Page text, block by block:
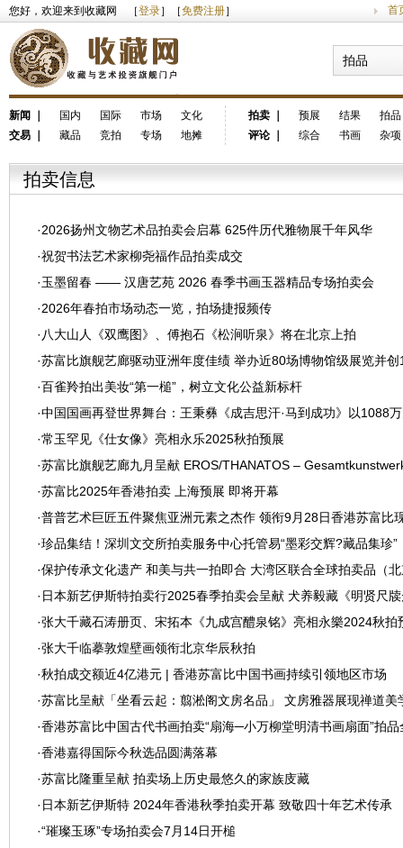
您好，欢迎来到收藏网 ［登录］［免费注册］ 首
拍品
新闻 国内 国际 市场
文化
交易
藏品 竞拍 专场 地摊
拍卖 预展 结果
拍品
评论｜ 综合 书画 杂项
拍卖信息
·2026扬州文物艺术品拍卖会启幕 625件历代雅物展千年风华
·祝贺书法艺术家柳尧福作品拍卖成交
·玉墨留春 —— 汉唐艺苑 2026 春季书画玉器精品专场拍卖会
·2026年春拍市场动态一览，拍场捷报频传
· 八大山人《双鹰图》、傅抱石《松涧听泉》将在北京上拍
·苏富比旗舰艺廊驱动亚洲年度佳绩 举办近80场博物馆级展览并
·百雀羚拍出美妆“第一槌”，树立文化公益新标杆
·中国国画再登世界舞台：王秉彝《成吉思汗·马到成功》以1088
·常玉罕见《仕女像》亮相永乐2025秋拍预展
·苏富比旗舰艺廊九月呈献 EROS/THANATOS –
·苏富比2025年香港拍卖 上海预展 即将开幕
·普普艺术巨匠五件聚焦亚洲元素之杰作 领衔9月28日香港苏富比
·珍品集结！深圳文交所拍卖服务中心托管易“墨彩交辉?藏品集珍”
·保护传承文化遗产 和美与共一拍即合 大湾区联合全球拍卖品（
· 日本新艺伊斯特拍卖行2025春季拍卖会呈献 犬养毅藏《明贤尺
·张大千藏石涛册页、宋拓本《九成宫醴泉铭》亮相永樂2024秋拍
·张大千临摹敦煌壁画领衔北京华辰秋拍
·秋拍成交额近4亿港元 | 香港苏富比中国书画持续引领地区市场
·苏富比呈献「坐看云起：翦淞阁文房名品」 文房雅器展现禅道美
·香港苏富比中国古代书画拍卖“扇海─小万柳堂明清书画扇面”拍
万港元
·香港嘉得国际今秋选品圆满落幕
·苏富比隆重呈献 拍卖场上历史最悠久的家族庋藏
· 日本新艺伊斯特 2024年香港秋季拍卖开幕 致敬四十年艺术传承
·“璀璨玉琢”专场拍卖会7月14日开槌